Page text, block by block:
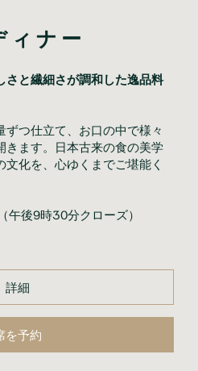
ィナー
さと繊細さが調和した逸品料
つ仕立て、お口の中で様々
きます。日本古来の食の美学
化を、心ゆくまでご堪能く
午後9時30分クローズ）
詳細
を予約